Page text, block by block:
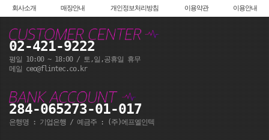
회사소개 매장안내 개인정보처리방침 이용약관 이용안내
02-421-9222
평일 10:00 ~ 18:00 / 토,일,공휴일 휴무
메일 ceo@flintec.co.kr
284-065273-01-017
은행명 : 기업은행 / 예금주 : (주)에프엘인텍